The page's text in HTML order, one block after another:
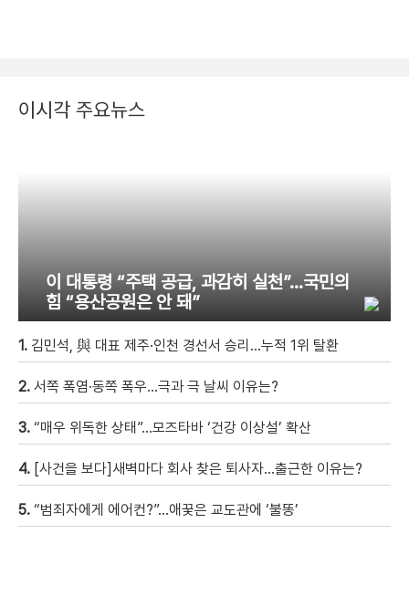
이시각 주요뉴스
이 대통령 “주택 공급, 과감히 실천”…국민의
힘 “용산공원은 안 돼”
1. 김민석, 與 대표 제주·인천 경선서 승리…누적 1위 탈환
2. 서쪽 폭염·동쪽 폭우…극과 극 날씨 이유는?
3. “매우 위독한 상태”…모즈타바 ‘건강 이상설’ 확산
4. [사건을 보다]새벽마다 회사 찾은 퇴사자…출근한 이유는?
5. “범죄자에게 에어컨?”…애꿎은 교도관에 ‘불똥’